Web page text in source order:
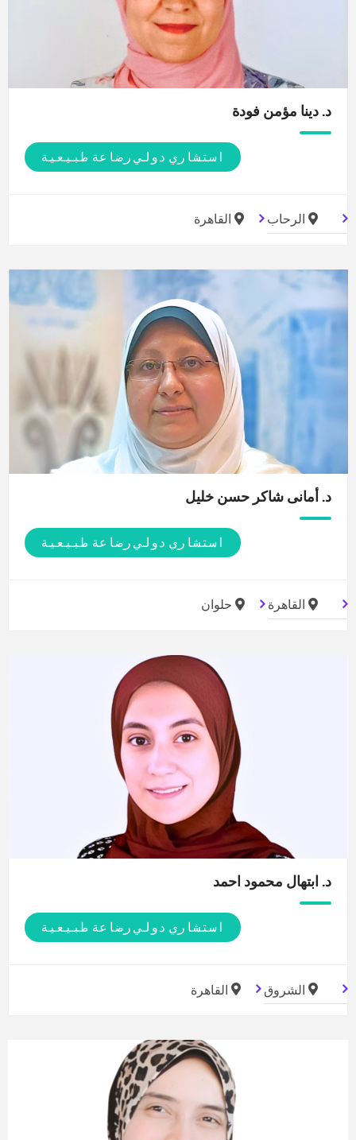
د. دينا مؤمن فودة
استشاري دولي رضاعة طبيعية
الرحاب القاهرة
د. أمانى شاكر حسن خليل
استشاري دولي رضاعة طبيعية
القاهرة حلوان
د. ابتهال محمود احمد
استشاري دولي رضاعة طبيعية
الشروق القاهرة